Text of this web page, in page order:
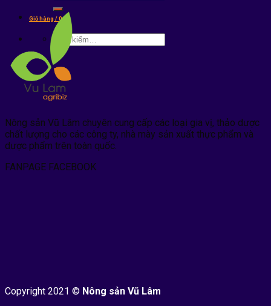
kiếm:
Giỏ hàng /0₫
kiếm:
Nông sản Vũ Lâm chuyên cung cấp các loại gia vị, thảo dược
chất lượng cho các công ty, nhà mày sản xuất thực phẩm và
dược phẩm trên toàn quốc.
FANPAGE FACEBOOK
Copyright 2021 © Nông sản Vũ Lâm